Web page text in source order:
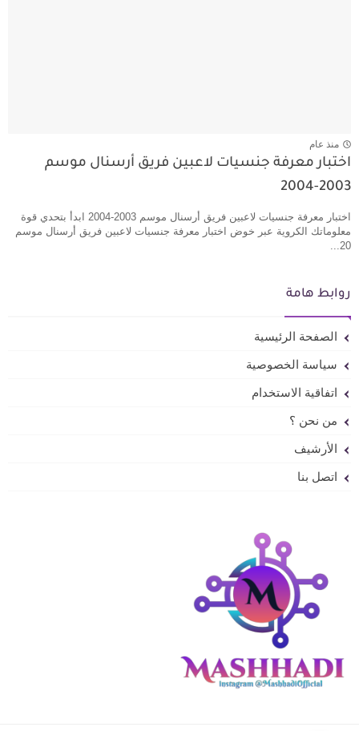
منذ عام
اختبار معرفة جنسيات لاعبين فريق أرسنال موسم
2003-2004
اختبار معرفة جنسيات لاعبين فريق أرسنال موسم 2003-2004 ابدأ بتحدي قوة
معلوماتك الكروية عبر خوض اختبار معرفة جنسيات لاعبين فريق أرسنال موسم
20...
روابط هامة
الصفحة الرئيسية
سياسة الخصوصية
اتفاقية الاستخدام
من نحن ؟
الأرشيف
اتصل بنا